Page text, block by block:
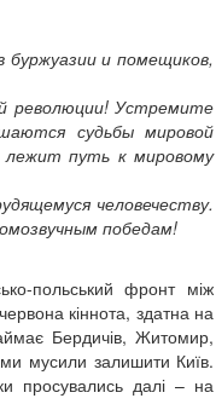
буржуазии и помещиков,
революции! Устремите
судьбы мировой
путь к мировому
человечеству.
победам!
польський фронт між
кіннота, здатна на
Бердичів, Житомир,
мусили залишити Київ.
просувались далі – на